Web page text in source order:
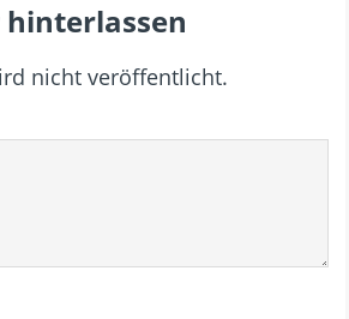
nicht veröffentlicht.